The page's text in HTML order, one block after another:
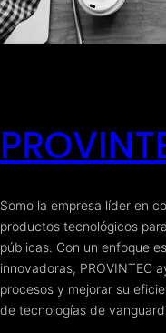
Somo la empresa líder en
productos tecnológicos
públicas. Con un enfoque
innovadoras, PROVINTEC
procesos y mejorar su
de tecnologías de